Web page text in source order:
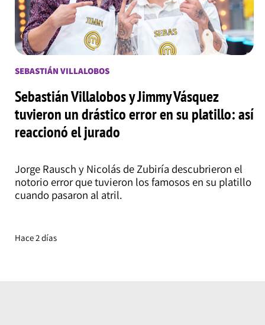
SEBASTIÁN VILLALOBOS
Sebastián Villalobos y Jimmy Vásquez
tuvieron un drástico error en su platillo: así
reaccionó el jurado
Jorge Rausch y Nicolás de Zubiría descubrieron el
notorio error que tuvieron los famosos en su platillo
cuando pasaron al atril.
Hace 2 días